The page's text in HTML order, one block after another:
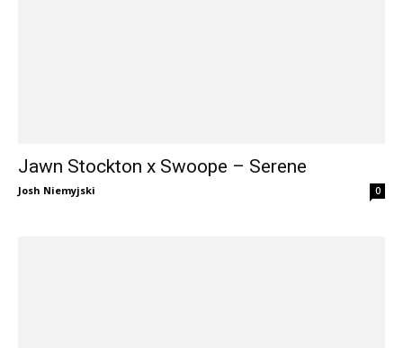
Jawn Stockton x Swoope – Serene
Josh Niemyjski 0